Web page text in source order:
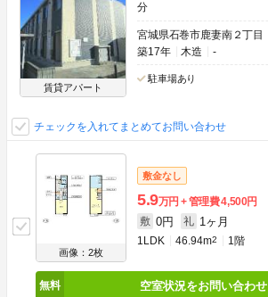
賃貸アパート
分
宮城県石巻市鹿妻南２丁目
築17年
木造 -
駐車場あり
チェックを入れてまとめてお問い合わせ
画像：2枚
敷金なし
5.9万円 管理費4,500円
敷 0円 礼 1ヶ月
1LDK 46.94m2 1階
空室状況をお問い合わせ